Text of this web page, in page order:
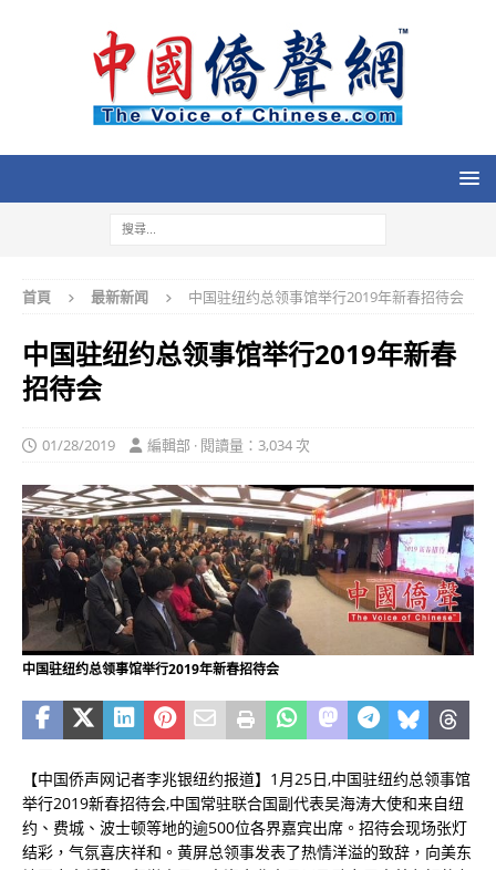
首頁 最新新闻 中国驻纽约总领事馆举行2019年新春招待会
中国驻纽约总领事馆举行2019年新春
招待会
01/28/2019 編輯部 · 閱讀量：3,034 次
中国驻纽约总领事馆举行2019年新春招待会
【中国侨声网记者李兆银纽约报道】1月25日,中国驻纽约总领事馆
举行2019新春招待会,中国常驻联合国副代表吴海涛大使和来自纽
约、费城、波士顿等地的逾500位各界嘉宾出席。招待会现场张灯
结彩，气氛喜庆祥和。黄屏总领事发表了热情洋溢的致辞，向美东